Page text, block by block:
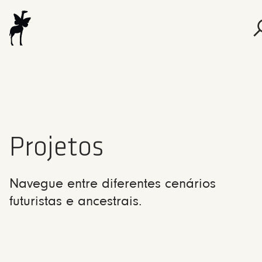
Projetos
Navegue entre diferentes cenários
futuristas e ancestrais.